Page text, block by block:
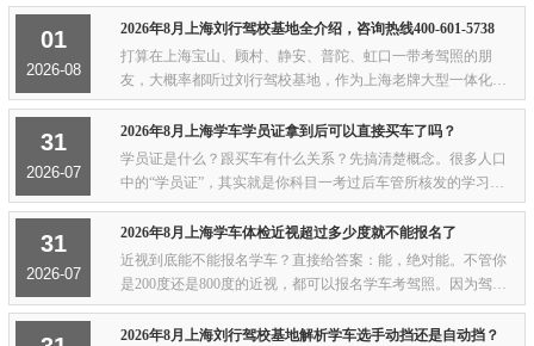
01
2026-08
2026年8月上海刘行驾校基地全介绍，咨询热线400-601-5738
打算在上海宝山、顾村、静安、普陀、虹口一带考驾照的朋
友，大概率都听过刘行驾校基地，作为上海老牌大型一体化教
考场地，不管是上班族、学生还是零基础新手，这儿都是很多
人优先选的学车点，今天好好跟大家唠唠这个...
31
2026-07
2026年8月上海学车学员证拿到后可以直接买车了吗？
学员证是什么？跟买车有什么关系？先搞清楚概念。很多人口
中的“学员证”，其实就是你科目一考过后车管所核发的学习驾
驶证明。它只是证明你有资格在教练陪同下学习驾驶，并不是
正式的机动车驾驶证。但这不重要，因为...
31
2026-07
2026年8月上海学车体检近视超过多少度就不能报名了
近视到底能不能报名学车？直接给答案：能，绝对能。不管你
是200度还是800度的近视，都可以报名学车考驾照。因为驾考
体检看的是你的矫正视力，也就是戴上眼镜之后的视力水平，
而不是你裸眼能看到多少。体检的时候医生...
2026年8月上海刘行驾校基地解析学车选手动挡还是自动挡？